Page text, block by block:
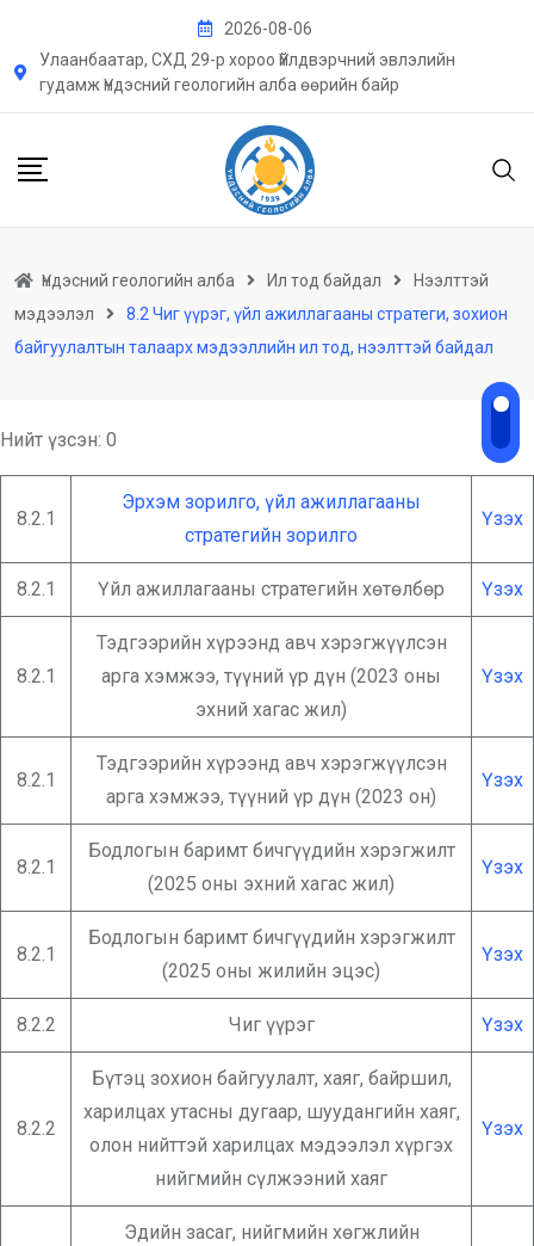
2026-08-06
Улаанбаатар, СХД 29-р хороо Үйлдвэрчний эвлэлийн
гудамж Үндэсний геологийн алба өөрийн байр
Үндэсний геологийн алба Ил тод байдал
Нээлттэй
мэдээлэл
8.2 Чиг үүрэг, үйл ажиллагааны стратеги, зохион
байгуулалтын талаарх мэдээллийн ил тод, нээлттэй байдал
Нийт үзсэн: 0
8.2.1
Эрхэм зорилго, үйл ажиллагааны
стратегийн зорилго
Үзэх
8.2.1 Үйл ажиллагааны стратегийн хөтөлбөр Үзэх
8.2.1
Тэдгээрийн хүрээнд авч хэрэгжүүлсэн
арга хэмжээ, түүний үр дүн (2023 оны
эхний хагас жил)
Үзэх
8.2.1
Тэдгээрийн хүрээнд авч хэрэгжүүлсэн
арга хэмжээ, түүний үр дүн (2023 он)
Үзэх
8.2.1
Бодлогын баримт бичгүүдийн хэрэгжилт
(2025 оны эхний хагас жил)
Үзэх
8.2.1
Бодлогын баримт бичгүүдийн хэрэгжилт
(2025 оны жилийн эцэс)
Үзэх
8.2.2 Чиг үүрэг Үзэх
8.2.2
Бүтэц зохион байгуулалт, хаяг, байршил,
харилцах утасны дугаар, шуудангийн хаяг,
олон нийттэй харилцах мэдээлэл хүргэх
нийгмийн сүлжээний хаяг
Үзэх
Эдийн засаг, нийгмийн хөгжлийн